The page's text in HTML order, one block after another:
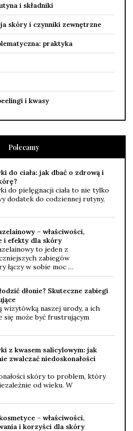
i składniki
skóry i czynniki zewnętrzne
praktyka
i kwasy
Polecamy
do ciała: jak dbać o zdrową i
do pielęgnacji ciała to nie tylko
dodatek do codziennej rutyny,
– właściwości,
i efekty dla skóry
to jeden z
zabiegów
łączy w sobie moc …
dłonie? Skuteczne zabiegi
wizytówką naszej urody, a ich
się może być frustrującym
z kwasem salicylowym: jak
zwalczać niedoskonałości
skóry to problem, który
od wieku. W
– właściwości,
i korzyści dla skóry